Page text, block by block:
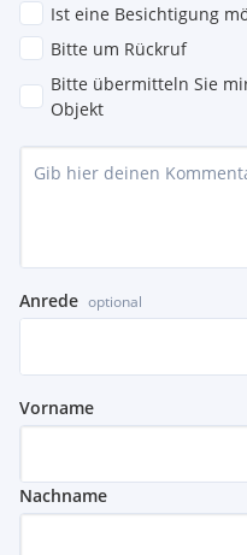
Ist eine Besichtigung
Bitte um Rückruf
Bitte übermitteln Sie
Objekt
Anrede optional
Vorname
Nachname